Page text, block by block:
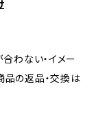
わない・イメー
品の返品・交換は